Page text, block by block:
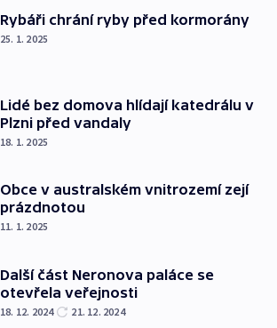
Rybáři chrání ryby před kormorány
25. 1. 2025
Lidé bez domova hlídají katedrálu v
Plzni před vandaly
18. 1. 2025
Obce v australském vnitrozemí zejí
prázdnotou
11. 1. 2025
Další část Neronova paláce se
otevřela veřejnosti
18. 12. 2024 21. 12. 2024